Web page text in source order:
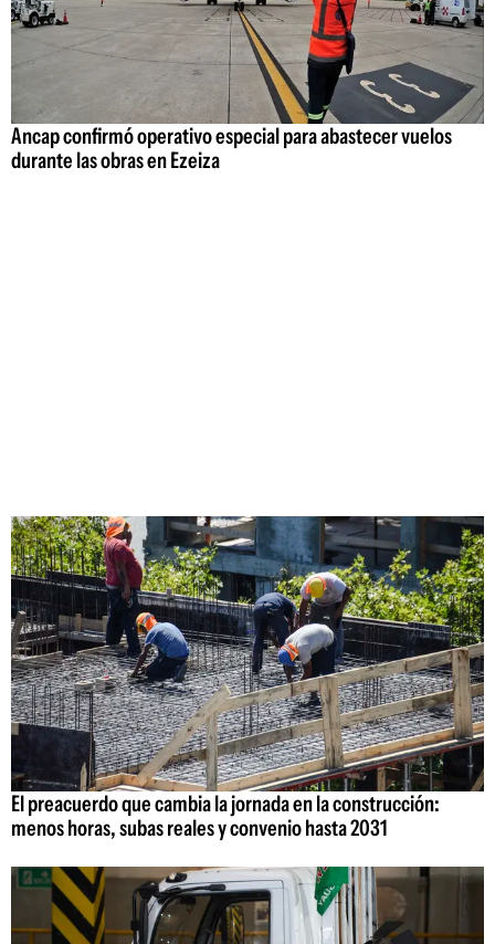
Ancap confirmó operativo especial para abastecer vuelos
durante las obras en Ezeiza
El preacuerdo que cambia la jornada en la construcción:
menos horas, subas reales y convenio hasta 2031